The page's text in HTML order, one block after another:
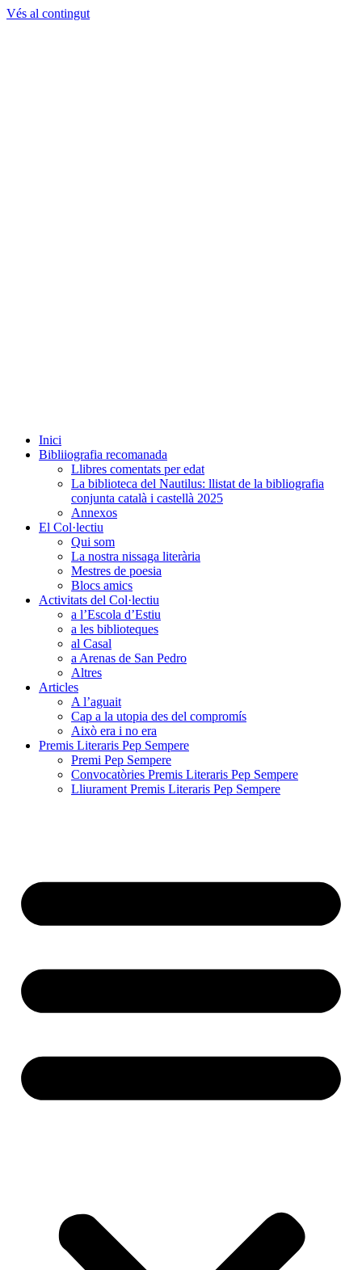
Vés al contingut
Inici
Bibliiografia recomanada
Llibres comentats per edat
La biblioteca del Nautilus: llistat de la bibliografia
conjunta català i castellà 2025
Annexos
El Col·lectiu
Qui som
La nostra nissaga literària
Mestres de poesia
Blocs amics
Activitats del Col·lectiu
a l’Escola d’Estiu
a les biblioteques
al Casal
a Arenas de San Pedro
Altres
Articles
A l’aguait
Cap a la utopia des del compromís
Això era i no era
Premis Literaris Pep Sempere
Premi Pep Sempere
Convocatòries Premis Literaris Pep Sempere
Lliurament Premis Literaris Pep Sempere